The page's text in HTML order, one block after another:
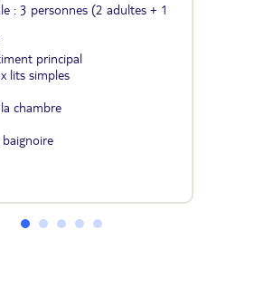
: 3 personnes (2 adultes + 1
principal
lits simples
chambre
baignoire
(thé/café)